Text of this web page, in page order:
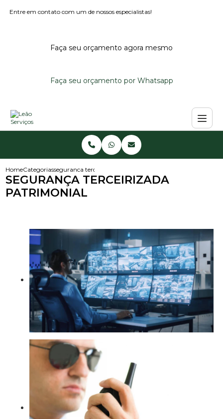
Entre em contato com um de nossos especialistas!
Faça seu orçamento agora mesmo
Faça seu orçamento por Whatsapp
HomeCategoriasseguranca terceirizada patrimonial
SEGURANÇA TERCEIRIZADA
PATRIMONIAL